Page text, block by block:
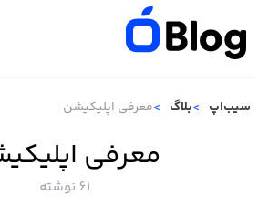
سیب‌اپ بلاگ معرفی اپلیکیشن
معرفی
61 نوشته